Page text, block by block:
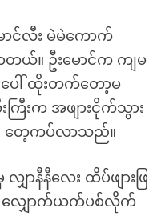
ာင်လီး မဲမဲကောက်
ယ်။ ဦးမောင်က ကျမ
ပေါ် ထိုးတက်တော့မ
ြီးက အဖျားငိုက်သွား
ဝ၌ တေ့ကပ်လာသည်။
ျှာနီနီလေး ထိပ်ဖျားဖြ
ျှောက်ယက်ပစ်လိုက်